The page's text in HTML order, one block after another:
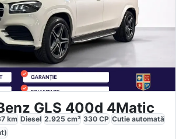
GLS 400d 4Matic
km Diesel 2.925 cm³ 330 CP Cutie automată